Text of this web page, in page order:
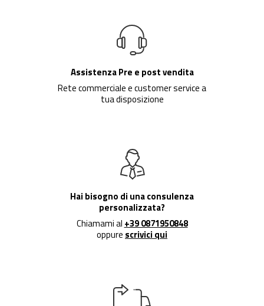
Assistenza Pre e post vendita
Rete commerciale e customer service a
tua disposizione
Hai bisogno di una consulenza
personalizzata?
Chiamami al +39 0871950848
oppure scrivici qui